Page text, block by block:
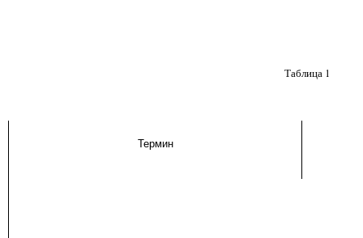
Таблица 1
Термин